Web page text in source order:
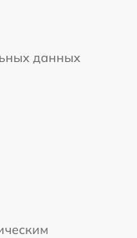
данных